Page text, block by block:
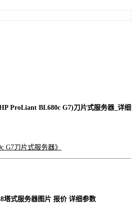
ProLiant BL680c G7)刀片式服务器_详细
G7刀片式服务器》
塔式服务器图片 报价 详细参数